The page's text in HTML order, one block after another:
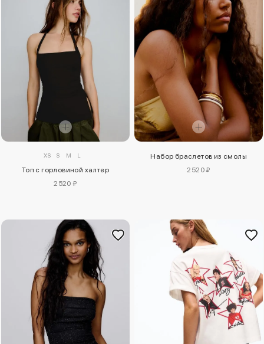
XS S M L
Топ с горловиной халтер
2520 ₽
Набор браслетов из смолы
2520 ₽